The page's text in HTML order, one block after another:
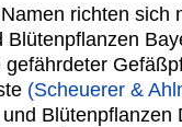
richten sich
Blütenpflanzen
gefährdeter
(Scheuerer &
Blütenpflanzen